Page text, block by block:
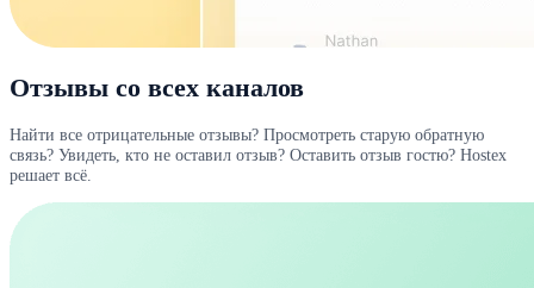
Отзывы со всех каналов
Найти все отрицательные отзывы? Просмотреть старую обратную
связь? Увидеть, кто не оставил отзыв? Оставить отзыв гостю? Hostex
решает всё.